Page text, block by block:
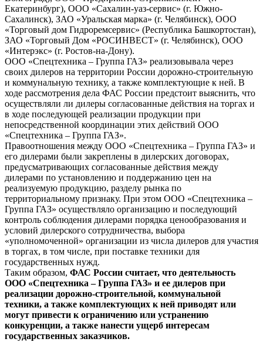
Екатеринбург), ООО «Сахалин-уаз-сервис» (г. Южно-
Сахалинск), ЗАО «Уральская марка» (г. Челябинск), ООО
«Торговый дом Гидроремсервис» (Республика Башкортостан),
ЗАО «Торговый Дом «РОСИНВЕСТ» (г. Челябинск), ООО
«Интерэкс» (г. Ростов-на-Дону).
ООО «Спецтехника – Группа ГАЗ» реализовывала через
своих дилеров на территории России дорожно-строительную
и коммунальную технику, а также комплектующие к ней. В
ходе рассмотрения дела ФАС России предстоит выяснить, что
осуществляли ли дилеры согласованные действия на торгах и
в ходе последующей реализации продукции при
непосредственной координации этих действий ООО
«Спецтехника – Группа ГАЗ».
Правоотношения между ООО «Спецтехника – Группа ГАЗ» и
его дилерами были закреплены в дилерских договорах,
предусматривающих согласованные действия между
дилерами по установлению и поддержанию цен на
реализуемую продукцию, разделу рынка по
территориальному признаку. При этом ООО «Спецтехника –
Группа ГАЗ» осуществляло организацию и последующий
контроль соблюдения дилерами порядка ценообразования и
условий дилерского сотрудничества, выбора
«уполномоченной» организации из числа дилеров для участия
в торгах, в том числе, при поставке техники для
государственных нужд.
Таким образом, ФАС России считает, что деятельность
ООО «Спецтехника – Группа ГАЗ» и ее дилеров при
реализации дорожно-строительной, коммунальной
техники, а также комплектующих к ней приводят или
могут привести к ограничению или устранению
конкуренции, а также нанести ущерб интересам
государственных заказчиков.